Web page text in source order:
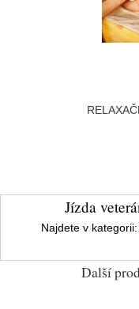
Jízda
Najdete v kategorii:
Další